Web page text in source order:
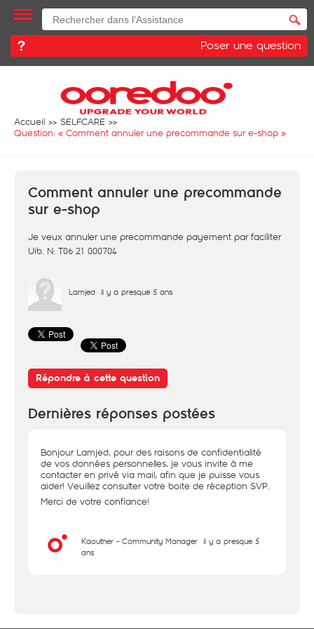
Poser une question
Accueil
SELFCARE
Question: « Comment annuler une precommande sur e-shop »
Comment annuler une precommande
sur e-shop
Je veux annuler une precommande payement par faciliter
Uib. N: T06 21 000704
Lamjed il y a presque 5 ans
Répondre à cette question
Dernières réponses postées
Bonjour Lamjed, pour des raisons de confidentialité
de vos données personnelles, je vous invite à me
contacter en privé via mail, afin que je puisse vous
aider! Veuillez consulter votre boite de réception SVP.
Merci de votre confiance!
Kaouther - Community Manager il y a presque 5
ans